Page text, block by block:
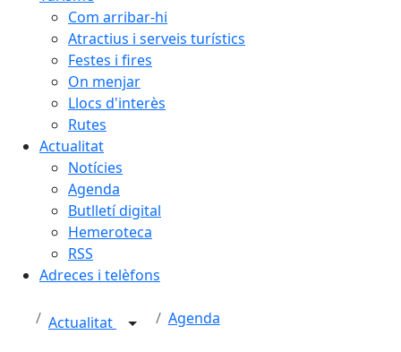
Com arribar-hi
Atractius i serveis turístics
Festes i fires
On menjar
Llocs d'interès
Rutes
Actualitat
Notícies
Agenda
Butlletí digital
Hemeroteca
RSS
Adreces i telèfons
Actualitat Agenda